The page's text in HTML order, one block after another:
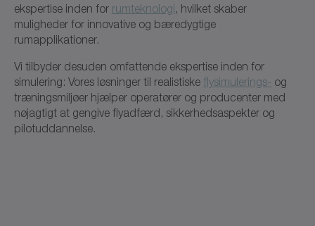
ekspertise inden for rumteknologi , hvilket skaber
muligheder for innovative og bæredygtige
rumapplikationer.
Vi tilbyder desuden omfattende ekspertise inden for
simulering: Vores løsninger til realistiske flysimulerings- og
træningsmiljøer hjælper operatører og producenter med
nøjagtigt at gengive flyadfærd, sikkerhedsaspekter og
pilotuddannelse.